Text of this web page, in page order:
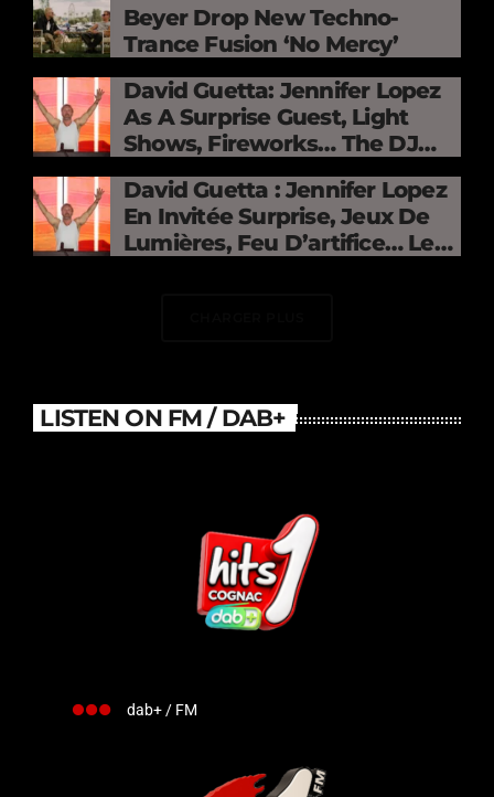
Beyer Drop New Techno-
Trance Fusion ‘No Mercy’
David Guetta: Jennifer Lopez
As A Surprise Guest, Light
Shows, Fireworks… The DJ
France
David Guetta : Jennifer Lopez
En Invitée Surprise, Jeux De
Lumières, Feu D’artifice… Le
LISTEN ON FM / DAB+
dab+ / FM